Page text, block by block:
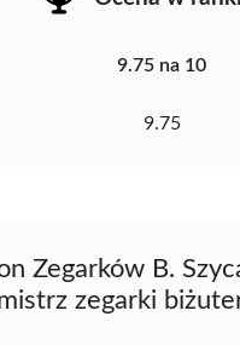
9.75 na 10
9.75
Zegarków B.
zegarki